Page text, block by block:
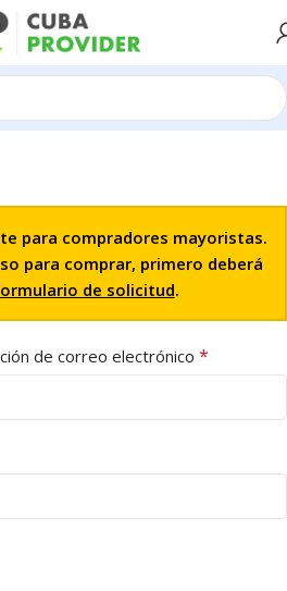
para compradores mayoristas.
para comprar, primero deberá
de solicitud.
de correo electrónico *